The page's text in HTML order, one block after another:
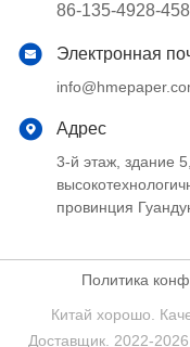
86-135-4928-
Электронная
Адрес
3-й этаж, здание
провинция
Политика
Китай хорошо.
Доставщик. 2022-